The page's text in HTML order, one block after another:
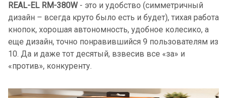
REAL-EL RM-380W- это и удобство (симметричный
дизайн – всегда круто было есть и будет), тихая работа
кнопок, хорошая автономность, удобное колесико, а
еще дизайн, точно понравившийся 9 пользователям из
10. Да и даже тот десятый, взвесив все «за» и
«против», конкуренту.